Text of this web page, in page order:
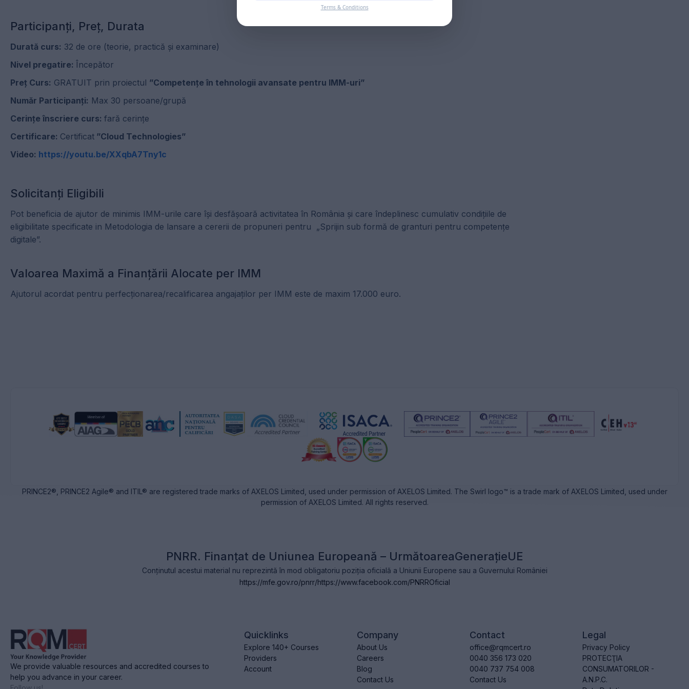
Participanți, Preț, Durata
Durată curs: 32 de ore (teorie, practică și examinare)
Nivel pregatire: Începător
Preț Curs: GRATUIT prin proiectul ”Competențe în tehnologii avansate pentru IMM-uri”
Număr Participanți: Max 30 persoane/grupă
Cerințe înscriere curs: fară cerințe
Certificare: Certificat ”Cloud Technologies”
Video: https://youtu.be/XXqbA7Tny1c
Solicitanți Eligibili
Pot beneficia de ajutor de minimis IMM-urile care își desfășoară activitatea în România și care îndeplinesc cumulativ condițiile de
eligibilitate specificate in Metodologia de lansare a cererii de propuneri pentru „Sprijin sub formă de granturi pentru competențe
digitale”.
Valoarea Maximă a Finanțării Alocate per IMM
Ajutorul acordat pentru perfecționarea/recalificarea angajaților per IMM este de maxim 17.000 euro.
PRINCE2®, PRINCE2 Agile® and ITIL® are registered trade marks of AXELOS Limited, used under permission of AXELOS Limited. The Swirl logo™ is a trade mark of AXELOS Limited, used under
permission of AXELOS Limited. All rights reserved.
PNRR. Finanțat de Uniunea Europeană – UrmătoareaGenerațieUE
Conținutul acestui material nu reprezintă în mod obligatoriu poziția oficială a Uniunii Europene sau a Guvernului României
https://mfe.gov.ro/pnrr/https://www.facebook.com/PNRROficial
We provide valuable resources and accredited courses to
help you advance in your career.
Quicklinks
Explore 140+ Courses
Providers
Account
Company
About Us
Careers
Blog
Contact Us
Contact
office@rqmcert.ro
0040 356 173 020
0040 737 754 008
Contact Us
Legal
Privacy Policy
PROTECŢIA
CONSUMATORILOR -
A.N.P.C.
Terms & Conditions